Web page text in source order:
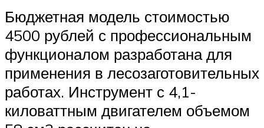
Бюджетная модель стоимостью
4500 рублей с профессиональным
функционалом разработана для
применения в лесозаготовительных
работах. Инструмент с 4,1-
киловаттным двигателем объемом